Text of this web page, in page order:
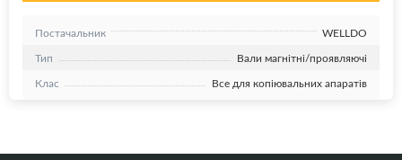
Постачальник
WELLDO
Тип
Вали магнітні/проявляючі
Клас
Все для копіювальних апаратів